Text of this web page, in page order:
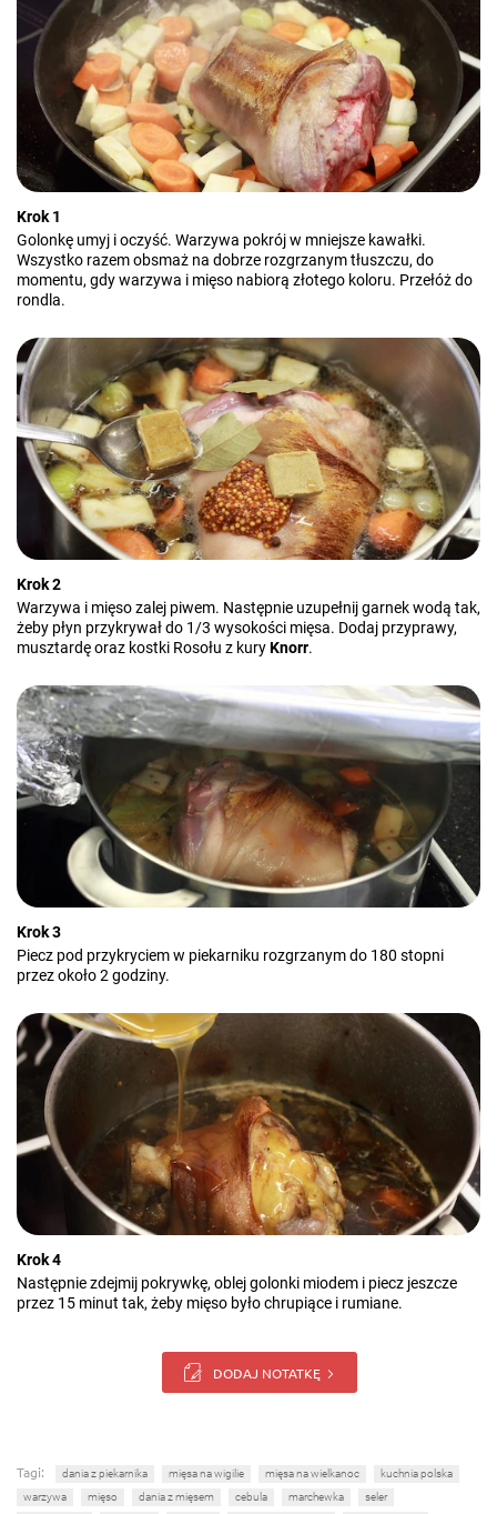
Krok 1
Golonkę umyj i oczyść. Warzywa pokrój w mniejsze kawałki.
Wszystko razem obsmaż na dobrze rozgrzanym tłuszczu, do
momentu, gdy warzywa i mięso nabiorą złotego koloru. Przełóż do
rondla.
Krok 2
Warzywa i mięso zalej piwem. Następnie uzupełnij garnek wodą tak,
żeby płyn przykrywał do 1/3 wysokości mięsa. Dodaj przyprawy,
musztardę oraz kostki Rosołu z kuryKnorr.
Krok 3
Piecz pod przykryciem w piekarniku rozgrzanym do 180 stopni
przez około 2 godziny.
Krok 4
Następnie zdejmij pokrywkę, oblej golonki miodem i piecz jeszcze
przez 15 minut tak, żeby mięso było chrupiące i rumiane.
DODAJ NOTATKĘ
Tagi: dania z piekarnika mięsa na wigilie mięsa na wielkanoc
kuchnia polska
warzywa
mięso dania z mięsem cebula marchewka seler